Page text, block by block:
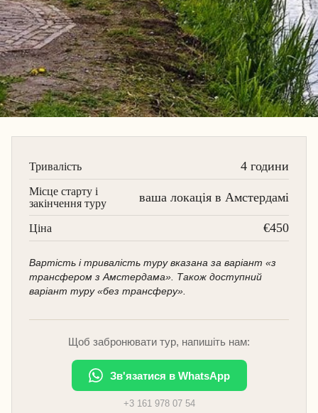
Тривалість 4 години
Місце старту і
закінчення туру
ваша локація в Амстердамі
Ціна €450
Вартість і тривалість туру вказана за варіант «з
трансфером з Амстердама». Також доступний
варіант туру «без трансферу».
Щоб забронювати тур, напишіть нам:
Зв'язатися в WhatsApp
+3 161 978 07 54